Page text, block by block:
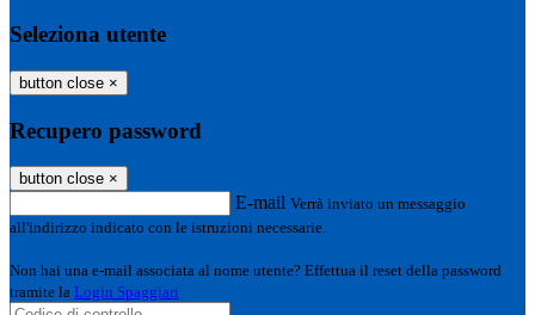
Seleziona utente
button close ×
Recupero password
button close ×
E-mail Verrà inviato un messaggio
all'indirizzo indicato con le istruzioni necessarie.
Non hai una e-mail associata al nome utente? Effettua il reset della password
tramite la Login Spaggiari